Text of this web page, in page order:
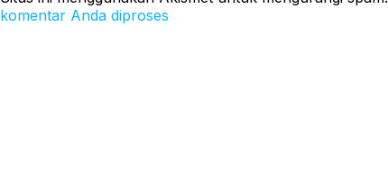
komentar Anda diproses